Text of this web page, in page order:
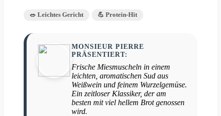
🥗 Leichtes Gericht 💪 Protein-Hit
MONSIEUR PIERRE
PRÄSENTIERT:
Frische Miesmuscheln in einem
leichten, aromatischen Sud aus
Weißwein und feinem Wurzelgemüse.
Ein zeitloser Klassiker, der am
besten mit viel hellem Brot genossen
wird.